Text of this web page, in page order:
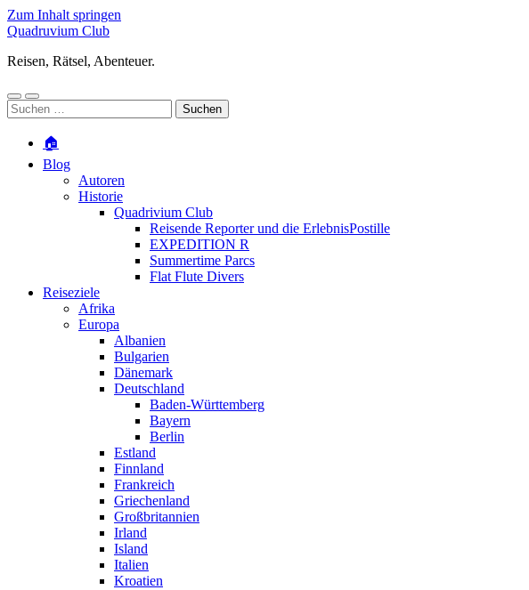
Zum Inhalt springen
Quadruvium Club
Reisen, Rätsel, Abenteuer.
Mobile-
Menü
Suchfeld
ein-/ausblenden
Suchen
nach:
🏠
Blog
Autoren
Historie
Quadrivium Club
Reisende Reporter und die ErlebnisPostille
EXPEDITION R
Summertime Parcs
Flat Flute Divers
Reiseziele
Afrika
Europa
Albanien
Bulgarien
Dänemark
Deutschland
Baden-Württemberg
Bayern
Berlin
Estland
Finnland
Frankreich
Griechenland
Großbritannien
Irland
Island
Italien
Kroatien